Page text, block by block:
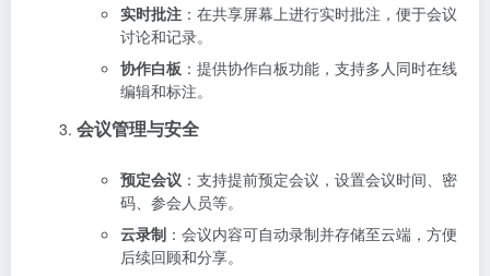
实时批注 ：在共享屏幕上进行实时批注，便于会议
讨论和记录。
协作白板 ：提供协作白板功能，支持多人同时在线
编辑和标注。
会议管理与安全
预定会议 ：支持提前预定会议，设置会议时间、密
码、参会人员等。
云录制 ：会议内容可自动录制并存储至云端，方便
后续回顾和分享。